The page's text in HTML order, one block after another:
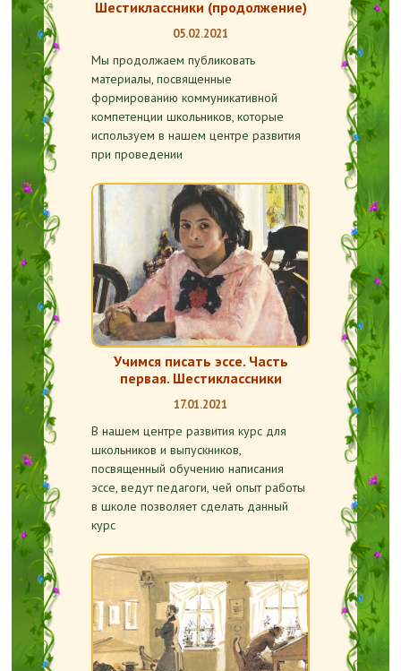
Шестиклассники (продолжение)
05.02.2021
Мы продолжаем публиковать
материалы, посвященные
формированию коммуникативной
компетенции школьников, которые
используем в нашем центре развития
при проведении
Учимся писать эссе. Часть
первая. Шестиклассники
17.01.2021
В нашем центре развития курс для
школьников и выпускников,
посвященный обучению написания
эссе, ведут педагоги, чей опыт работы
в школе позволяет сделать данный
курс